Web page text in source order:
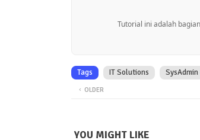
Tutorial ini adalah
Tags IT Solutions SysAdmin
OLDER
YOU MIGHT LIKE